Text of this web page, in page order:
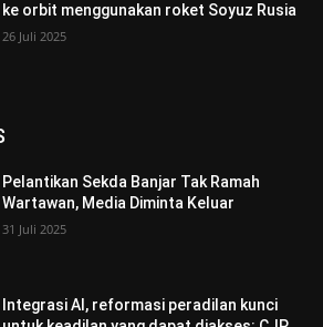
ke orbit menggunakan roket Soyuz Rusia
26 Juli 2025
Pelantikan Sekda Banjar Tak Ramah
Wartawan, Media Diminta Keluar
31 Juli 2025
Integrasi AI, reformasi peradilan kunci